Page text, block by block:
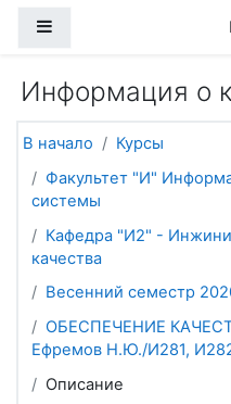
Информация о
В начало
Курсы
Факультет "И"
системы
Кафедра "И2" -
качества
Весенний семестр
ОБЕСПЕЧЕНИЕ
Ефремов Н.Ю./И281,
Описание